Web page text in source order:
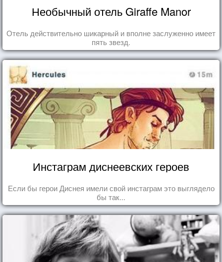
Необычный отель Giraffe Manor
Отель действительно шикарный и вполне заслуженно имеет
пять звезд.
Инстаграм диснеевских героев
Если бы герои Диснея имели свой инстаграм это выглядело
бы так...